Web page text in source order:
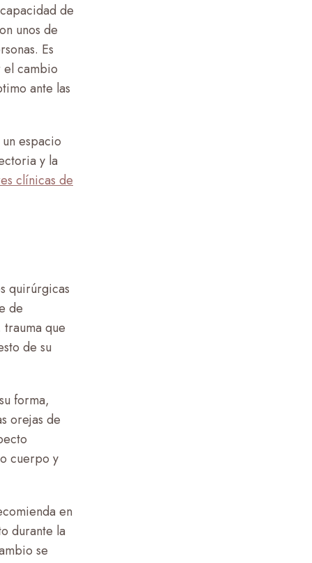
de
unos de
Es
cambio
ante las
espacio
y la
clínicas de
quirúrgicas
de
que
de su
forma,
orejas de
cuerpo y
en
durante la
se